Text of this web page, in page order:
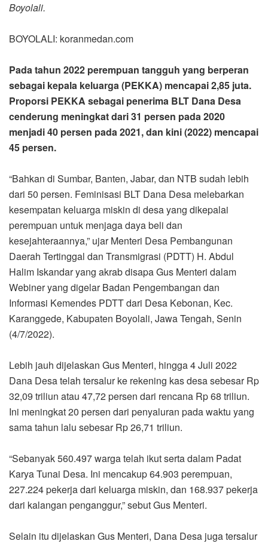
Boyolali.
BOYOLALI: koranmedan.com
Pada tahun 2022 perempuan tangguh yang berperan
sebagai kepala keluarga (PEKKA) mencapai 2,85 juta.
Proporsi PEKKA sebagai penerima BLT Dana Desa
cenderung meningkat dari 31 persen pada 2020
menjadi 40 persen pada 2021, dan kini (2022) mencapai
45 persen.
“Bahkan di Sumbar, Banten, Jabar, dan NTB sudah lebih
dari 50 persen. Feminisasi BLT Dana Desa melebarkan
kesempatan keluarga miskin di desa yang dikepalai
perempuan untuk menjaga daya beli dan
kesejahteraannya,” ujar Menteri Desa Pembangunan
Daerah Tertinggal dan Transmigrasi (PDTT) H. Abdul
Halim Iskandar yang akrab disapa Gus Menteri dalam
Webiner yang digelar Badan Pengembangan dan
Informasi Kemendes PDTT dari Desa Kebonan, Kec.
Karanggede, Kabupaten Boyolali, Jawa Tengah, Senin
(4/7/2022).
Lebih jauh dijelaskan Gus Menteri, hingga 4 Juli 2022
Dana Desa telah tersalur ke rekening kas desa sebesar Rp
32,09 triliun atau 47,72 persen dari rencana Rp 68 triliun.
Ini meningkat 20 persen dari penyaluran pada waktu yang
sama tahun lalu sebesar Rp 26,71 triliun.
“Sebanyak 560.497 warga telah ikut serta dalam Padat
Karya Tunai Desa. Ini mencakup 64.903 perempuan,
227.224 pekerja dari keluarga miskin, dan 168.937 pekerja
dari kalangan penganggur,” sebut Gus Menteri.
Selain itu dijelaskan Gus Menteri, Dana Desa juga tersalur